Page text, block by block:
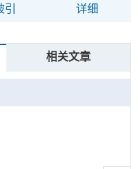
引 详细
相关文章